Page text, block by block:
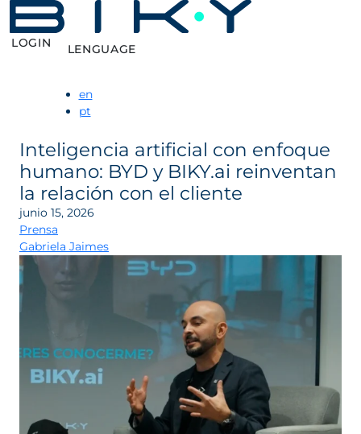
LOGIN LENGUAGE
en
pt
Inteligencia artificial con enfoque
humano: BYD y BIKY.ai reinventan
la relación con el cliente
junio 15, 2026
Prensa
Gabriela Jaimes